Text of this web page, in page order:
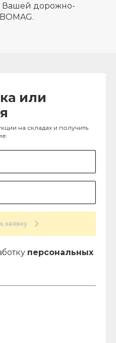
Вашей дорожно-
или
на складах и получить
заявку
персональных